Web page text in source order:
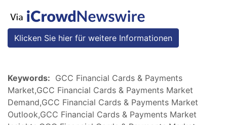
Klicken Sie hier für weitere Informationen
Keywords: GCC Financial Cards & Payments
Market,GCC Financial Cards & Payments Market
Demand,GCC Financial Cards & Payments Market
Outlook,GCC Financial Cards & Payments Market